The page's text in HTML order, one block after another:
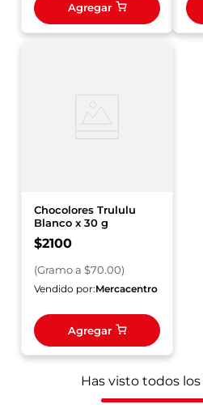
Agregar
Chocolores Trululu
Blanco x 30 g
$2100
(Gramoa $70.00)
Vendido por:Mercacentro
Agregar
Has visto todos los